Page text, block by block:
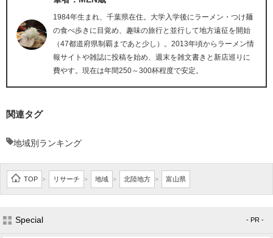
1984年生まれ、千葉県在住。大学入学後にラーメン・つけ麺
の食べ歩きに目覚め、趣味の旅行と並行して地方遠征を開始
（47都道府県制覇まであと少し）。2013年頃からラーメン情
報サイトや雑誌に投稿を始め、週末を雑文書きと新店巡りに
費やす。現在は年間250～300杯程度で安定。
関連タグ
地域別ランキング
TOP > リサーチ > 地域 > 北陸地方 > 富山県
Special - PR -